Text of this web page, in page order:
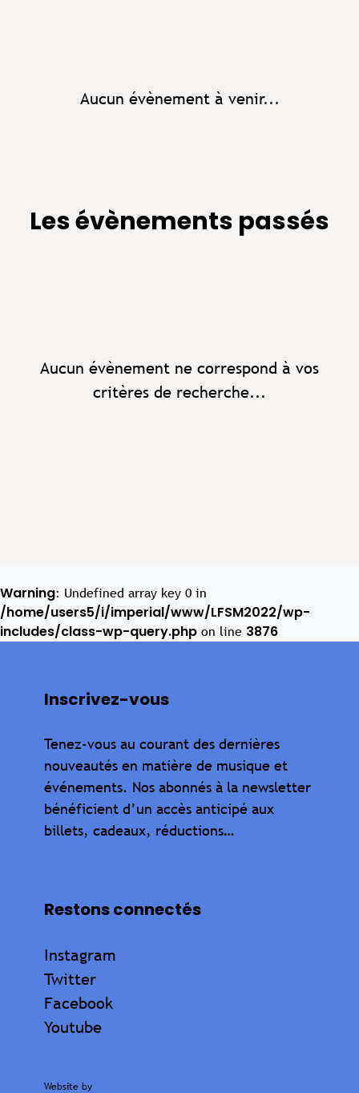
Aucun évènement à venir...
Les évènements passés
Aucun évènement ne correspond à vos
critères de recherche...
Warning: Undefined array key 0 in
/home/users5/i/imperial/www/LFSM2022/wp-
includes/class-wp-query.php on line 3876
Inscrivez-vous
Tenez-vous au courant des dernières
nouveautés en matière de musique et
événements. Nos abonnés à la newsletter
bénéficient d’un accès anticipé aux
billets, cadeaux, réductions…
Restons connectés
Instagram
Twitter
Facebook
Youtube
Website by